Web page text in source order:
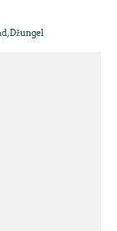
Džungel